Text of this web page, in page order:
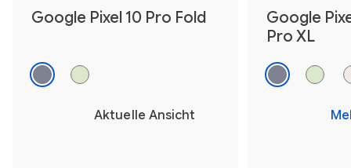
Google Pixel 10 Pro Fold
Google
Pro XL
Aktuelle Ansicht